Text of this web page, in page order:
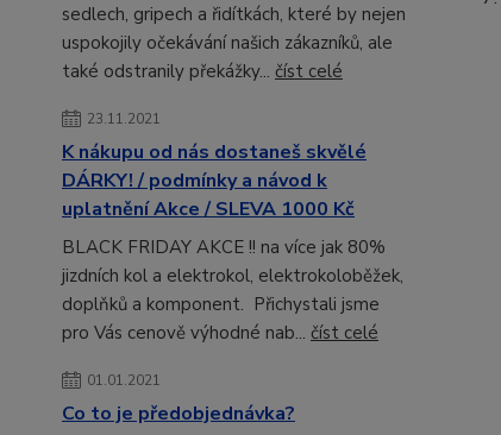
sedlech, gripech a řidítkách, které by nejen
uspokojily očekávání našich zákazníků, ale
také odstranily překážky... číst celé
23.11.2021
K nákupu od nás dostaneš skvělé
DÁRKY! / podmínky a návod k
uplatnění Akce / SLEVA 1000 Kč
BLACK FRIDAY AKCE !! na více jak 80%
jizdních kol a elektrokol, elektrokoloběžek,
doplňků a komponent. Přichystali jsme
pro Vás cenově výhodné nab... číst celé
01.01.2021
Co to je předobjednávka?